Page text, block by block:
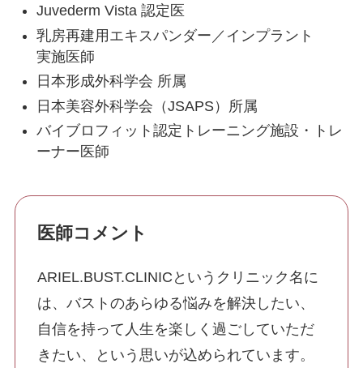
施術一覧
顔の施術
肌の施術
脂肪吸引
豊胸手術
24時間受付 LINEから予約する
Juvederm Vista 認定医
乳房再建用エキスパンダー／インプラント
実施医師
日本形成外科学会 所属
日本美容外科学会（JSAPS）所属
バイブロフィット認定トレーニング施設・トレ
ーナー医師
医師コメント
ARIEL.BUST.CLINICというクリニック名に
は、バストのあらゆる悩みを解決したい、
自信を持って人生を楽しく過ごしていただ
きたい、という思いが込められています。